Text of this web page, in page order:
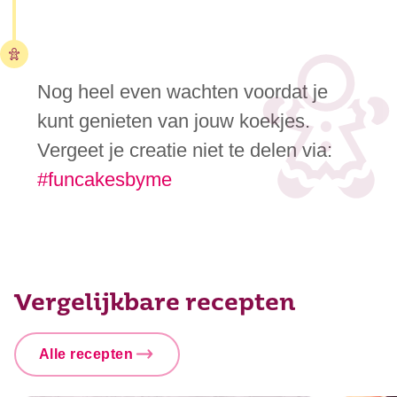
Nog heel even wachten voordat je
kunt genieten van jouw koekjes.
Vergeet je creatie niet te delen via:
#funcakesbyme
Vergelijkbare recepten
Alle recepten